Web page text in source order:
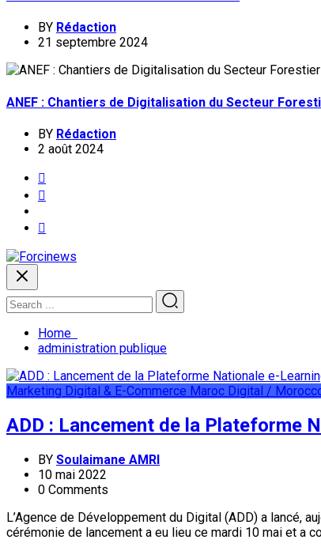
BY Rédaction
21 septembre 2024
ANEF : Chantiers de Digitalisation du Secteur
BY Rédaction
2 août 2024
Home
administration publique
Marketing Digital & E-Commerce Maroc Digital /
ADD : Lancement de la Plateforme
BY Soulaimane AMRI
10 mai 2022
0 Comments
L’Agence de Développement du Digital (ADD) a lancé,
cérémonie de lancement a eu lieu ce mardi 10 mai et a